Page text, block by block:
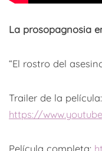
La prosopagnosia
“El rostro del
Trailer de la película:
https://
Película completa: